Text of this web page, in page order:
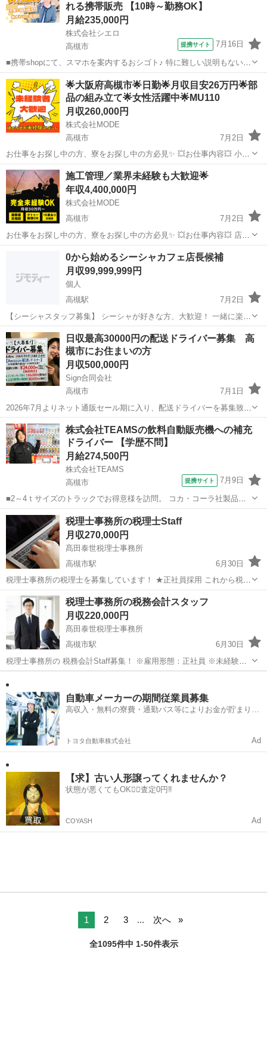
れる携帯販売 【10時～勤務OK】
月給235,000円
株式会社シエロ
高槻市
提携サイト 7月16日
■携帯shopにて、スマホを案内するおシゴト♪ 特に難しい説明もないの
で、ご安心を。新規契約、機種変更、 各種料金プランのご相談対応・
ご提案などをお願いします。 初めての方でも安心♪ あなた専属のコー
ディネーターが親切・丁...
大阪 高槻市 その他
🌟大阪府高槻市🌟日勤🌟月収目安26万円🌟部
品の組み立て🌟女性活躍中🌟MU110
月収260,000円
株式会社MODE
高槻市
7月2日
お仕事をお探し中の方、寮をお探し中の方必見✨ 💥お仕事内容💥 小さ
な電子部品を扱っているところでのお仕事です。 説明書に沿って細か
な部品を組み付けていく作業をお願いします。 重量物は一切ありませ
ん！ ...
大阪 高槻市 その他 未経験
施工管理／業界未経験も大歓迎🌟
年収4,400,000円
株式会社MODE
高槻市
7月2日
お仕事をお探し中の方、寮をお探し中の方必見✨ 💥お仕事内容💥 店舗
やオフィスなどの 内装工事を手掛けている企業でのお仕事です。 [1]
顧客や協力会社との打ち合わせ [2]現地調査 [3]見積り/工程表...
土木
0から始めるシーシャカフェ店長候補
月収99,999,999円
個人
高槻駅
7月2日
【シーシャスタッフ募集】 シーシャが好きな方、大歓迎！ 一緒に楽し
い空間を作ってくれるスタッフを募集します！ 現在企業をしていこう
という段階で、 そのうちの一つにシーシャバーをやりたいと思ってい
ます！ ただ未経験の為、 シ...
大阪 高槻市 高槻駅 営業
日収最高30000円の配送ドライバー募集 高
槻市にお住まいの方
月収500,000円
Sign合同会社
高槻市
7月1日
2026年7月よりネット通販セール期に入り、配送ドライバーを募集致し
ます。 週休2日のシフト制 通常期日収 20000円税込 セール期間（7/5
～7/25） 24000円税込 インセンティブ期間（7/8～...
大阪 高槻市 ドライバー リモート
株式会社TEAMSの飲料自動販売機への補充
ドライバー 【学歴不問】
月給274,500円
株式会社TEAMS
高槻市
提携サイト 7月9日
■2～4ｔサイズのトラックでお得意様を訪問。 コカ・コーラ社製品の
自動販売機の補充や空き缶の回収、売上管理をお任せします。 ※1日
あたりの担当数は20台程度。 【働きやすさのポイント】 ■お店のオー
ナー感覚で取り組める！...
大阪 高槻市 配送
税理士事務所の税理士Staff
月収270,000円
髙田泰世税理士事務所
高槻市駅
6月30日
税理士事務所の税理士を募集しています！ ★正社員採用 これから税理
士を目指す人も大歓迎！ 「働きながら税理士試験に合格したい」方を
応援します♪ ＼2027年夏に阪急高槻市駅徒歩1分に移転／ ●会計事務所
での...
大阪 高槻市 高槻市駅 経理 事務所
税理士事務所の税務会計スタッフ
月収220,000円
髙田泰世税理士事務所
高槻市駅
6月30日
税理士事務所の 税務会計Staff募集！ ※雇用形態：正社員 ※未経験・
異業種からの転職歓迎 ■お仕事内容 税理士のサポート役として、 会
自動車メーカーの期間従業員募集
高収入・無料の寮費・通勤バス等によりお金が貯まりや
トヨタ自動車株式会社 Ad
【求】古い人形譲ってくれませんか？
状態が悪くてもOK🙆‍♀️査定0円‼️
COYASH Ad
1 2 3 ... 次へ
全1095件中 1-50件表示